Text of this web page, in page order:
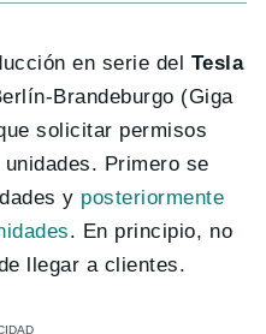
en serie del Tesla
Brandeburgo (Giga
solicitar permisos
Primero se
y posteriormente
. En principio, no
llegar a clientes.